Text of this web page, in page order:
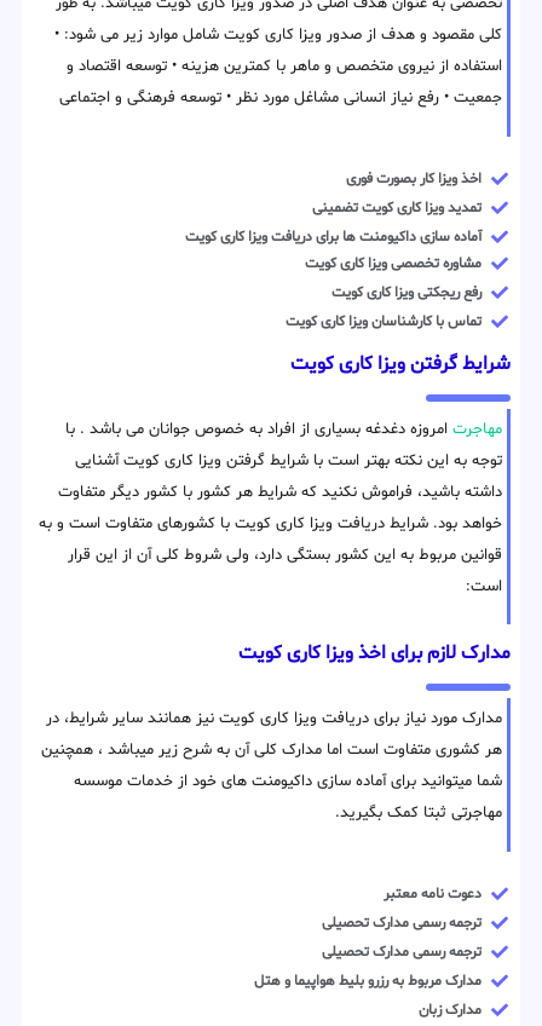
کلی مقصود و هدف از صدور ویزا کاری کویت شامل موارد زیر می شود: •
استفاده از نیروی متخصص و ماهر با کمترین هزینه • توسعه اقتصاد و
جمعیت • رفع نیاز انسانی مشاغل مورد نظر • توسعه فرهنگی و اجتماعی
اخذ ویزا کار بصورت فوری
تمدید ویزا کاری کویت تضمینی
آماده سازی داکیومنت ها برای دریافت ویزا کاری کویت
مشاوره تخصصی ویزا کاری کویت
رفع ریجکتی ویزا کاری کویت
تماس با کارشناسان ویزا کاری کویت
شرایط گرفتن ویزا کاری کویت
مهاجرت امروزه دغدغه بسیاری از افراد به خصوص جوانان می باشد . با
توجه به این نکته بهتر است با شرایط گرفتن ویزا کاری کویت آشنایی
داشته باشید، فراموش نکنید که شرایط هر کشور با کشور دیگر متفاوت
خواهد بود. شرایط دریافت ویزا کاری کویت با کشورهای متفاوت است و به
قوانین مربوط به این کشور بستگی دارد، ولی شروط کلی آن از این قرار
است:
مدارک لازم برای اخذ ویزا کاری کویت
مدارک مورد نیاز برای دریافت ویزا کاری کویت نیز همانند سایر شرایط، در
هر کشوری متفاوت است اما مدارک کلی آن به شرح زیر میباشد ، همچنین
شما میتوانید برای آماده سازی داکیومنت های خود از خدمات موسسه
مهاجرتی ثبتا کمک بگیرید.
دعوت نامه معتبر
ترجمه رسمی مدارک تحصیلی
ترجمه رسمی مدارک تحصیلی
مدارک مربوط به رزرو بلیط هواپیما و هتل
مدارک زبان